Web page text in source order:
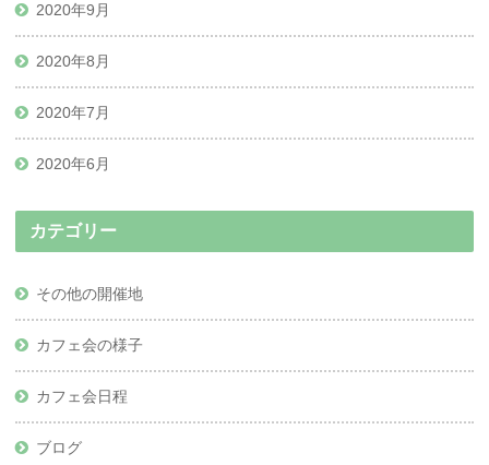
2020年9月
2020年8月
2020年7月
2020年6月
カテゴリー
その他の開催地
カフェ会の様子
カフェ会日程
ブログ